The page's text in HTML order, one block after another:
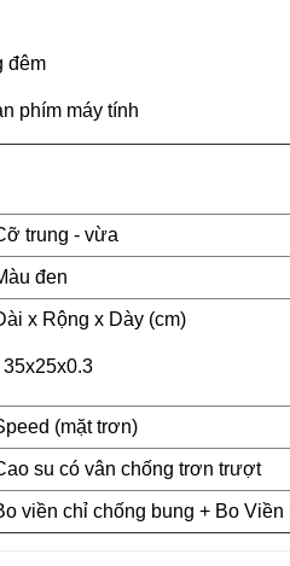
đêm
phím máy tính
trung - vừa
đen
x Rộng x Dày (cm)
35x25x0.3
(mặt trơn)
su có vân chống trơn trượt
viền chỉ chống bung + Bo Viền